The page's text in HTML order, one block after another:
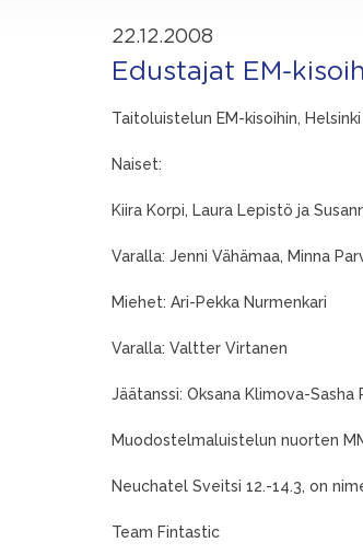
22.12.2008
Edustajat EM-
Taitoluistelun EM-kisoihin,
Naiset:
Kiira Korpi, Laura Lepistö ja
Varalla: Jenni Vähämaa, Minna
Miehet: Ari-Pekka Nurmenkari
Varalla: Valtter Virtanen
Jäätanssi: Oksana Klimova-Sasha
Muodostelmaluistelun nuorten
Neuchatel Sveitsi 12.-14.3, on
Team Fintastic